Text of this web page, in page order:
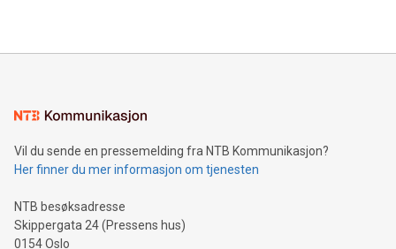
Vil du sende en pressemelding fra NTB Kommunikasjon?
Her finner du mer informasjon om tjenesten
NTB besøksadresse
Skippergata 24 (Pressens hus)
0154 Oslo